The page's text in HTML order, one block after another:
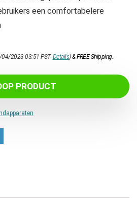
een comfortabelere
2023 03:51 PST-Details)&FREE Shipping.
PRODUCT